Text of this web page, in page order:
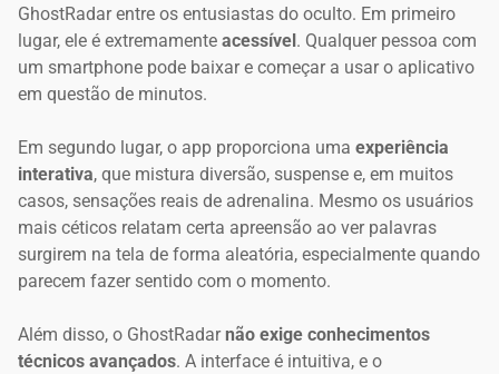
GhostRadar entre os entusiastas do oculto. Em primeiro
lugar, ele é extremamente acessível . Qualquer pessoa com
um smartphone pode baixar e começar a usar o aplicativo
em questão de minutos.
Em segundo lugar, o app proporciona uma experiência
interativa, que mistura diversão, suspense e, em muitos
casos, sensações reais de adrenalina. Mesmo os usuários
mais céticos relatam certa apreensão ao ver palavras
surgirem na tela de forma aleatória, especialmente quando
parecem fazer sentido com o momento.
Além disso, o GhostRadarnão exige conhecimentos
técnicos avançados. A interface é intuitiva, e o